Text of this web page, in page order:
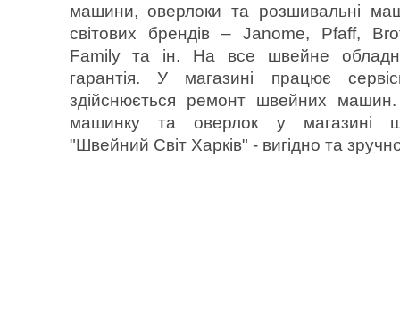
машини, оверлоки та розшивальні
світових брендів – Janome, Pfaff,
Family та ін. На все швейне
гарантія. У магазині працює
здійснюється ремонт швейних
машинку та оверлок у магазині
"Швейний Світ Харків" - вигідно та